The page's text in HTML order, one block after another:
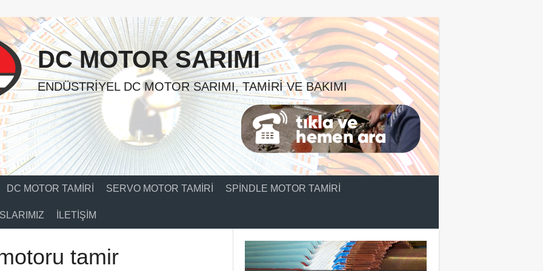
DC MOTOR SARIMI
ENDÜSTRIYEL DC MOTOR SARIMI, TAMIRI VE BAKIMI
DC MOTOR TAMIRI SERVO MOTOR TAMIRI SPINDLE MOTOR TAMIRI
İLETIŞIM
tamir